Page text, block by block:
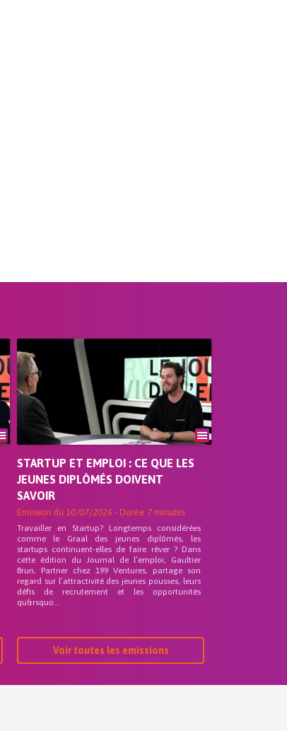
STARTUP ET EMPLOI : CE QUE LES
JEUNES DIPLÔMÉS DOIVENT
SAVOIR
Emission du 10/07/2026 - Durée 7 minutes
Travailler en Startup? Longtemps considérées
comme le Graal des jeunes diplômés, les
startups continuent-elles de faire rêver ? Dans
cette édition du Journal de l’emploi, Gaultier
Brun, Partner chez 199 Ventures, partage son
regard sur l’attractivité des jeunes pousses, leurs
défis de recrutement et les opportunités
qu&rsquo...
Voir toutes les emissions